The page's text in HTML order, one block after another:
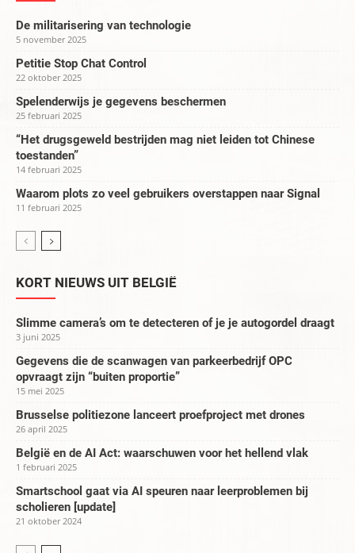
De militarisering van technologie
5 november 2025
Petitie Stop Chat Control
22 oktober 2025
Spelenderwijs je gegevens beschermen
25 februari 2025
“Het drugsgeweld bestrijden mag niet leiden tot Chinese
toestanden”
14 februari 2025
Waarom plots zo veel gebruikers overstappen naar Signal
11 februari 2025
KORT NIEUWS UIT BELGIË
Slimme camera’s om te detecteren of je je autogordel draagt
3 juni 2025
Gegevens die de scanwagen van parkeerbedrijf OPC
opvraagt zijn “buiten proportie”
15 mei 2025
Brusselse politiezone lanceert proefproject met drones
26 april 2025
België en de AI Act: waarschuwen voor het hellend vlak
1 februari 2025
Smartschool gaat via AI speuren naar leerproblemen bij
scholieren [update]
21 oktober 2024